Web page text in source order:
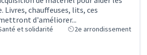
Livres, chauffeuses, lits, ces
d'améliorer...
et solidarité
2e arrondissement